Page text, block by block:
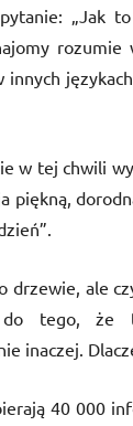
„Jak
rozumie
innych
w tej chwili
piękną,
drzewie, ale
do tego, że
inaczej.
40 000